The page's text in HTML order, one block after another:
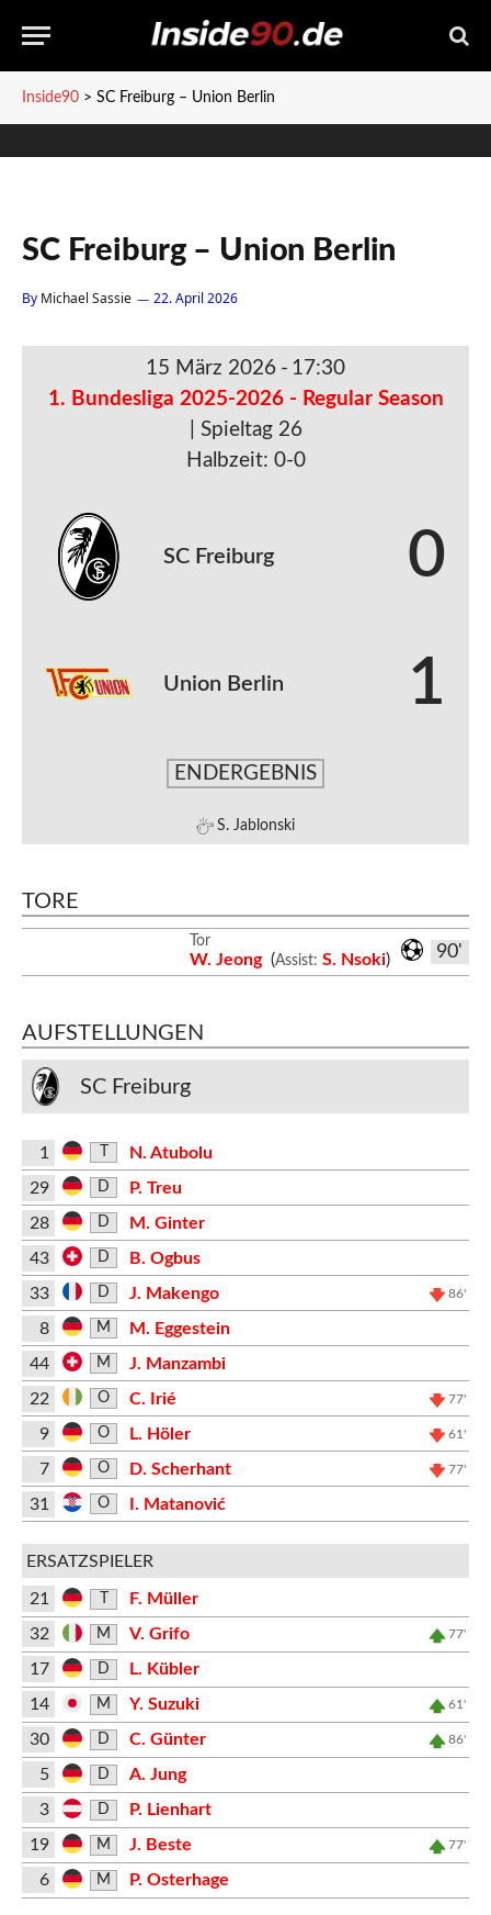
Inside90 > SC Freiburg – Union Berlin
SC Freiburg – Union Berlin
By Michael Sassie 22. April 2026
15 März 2026 - 17:30
1. Bundesliga 2025-2026 - Regular Season
| Spieltag 26
Halbzeit: 0-0
SC Freiburg 0
Union Berlin 1
ENDERGEBNIS
S. Jablonski
TORE
90'
Tor
W. Jeong (Assist: S. Nsoki)
AUFSTELLUNGEN
SC Freiburg
1
N. Atubolu
29
D
P. Treu
28
D
M. Ginter
43
D
B. Ogbus
33
D J. Makengo 86'
8 M
M. Eggestein
44
M
J. Manzambi
22
O C. Irié 77'
9 O L. Höler 61'
7 O D. Scherhant 77'
31 O I. Matanović
ERSATZSPIELER
21
F. Müller
32
M V. Grifo 77'
17 D
L. Kübler
14
M Y. Suzuki 61'
30 D C. Günter 86'
5 D
A. Jung
3
D
P. Lienhart
19
M J. Beste 77'
6 M P. Osterhage